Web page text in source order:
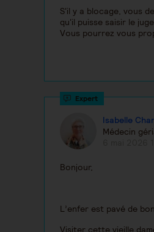
S'il y a blocage, vous
qu'il puisse saisir le
Vous pourrez vous
Isabelle
Médecin
Bonjour,
L’enfer est pavé de
Visiter cette vieille